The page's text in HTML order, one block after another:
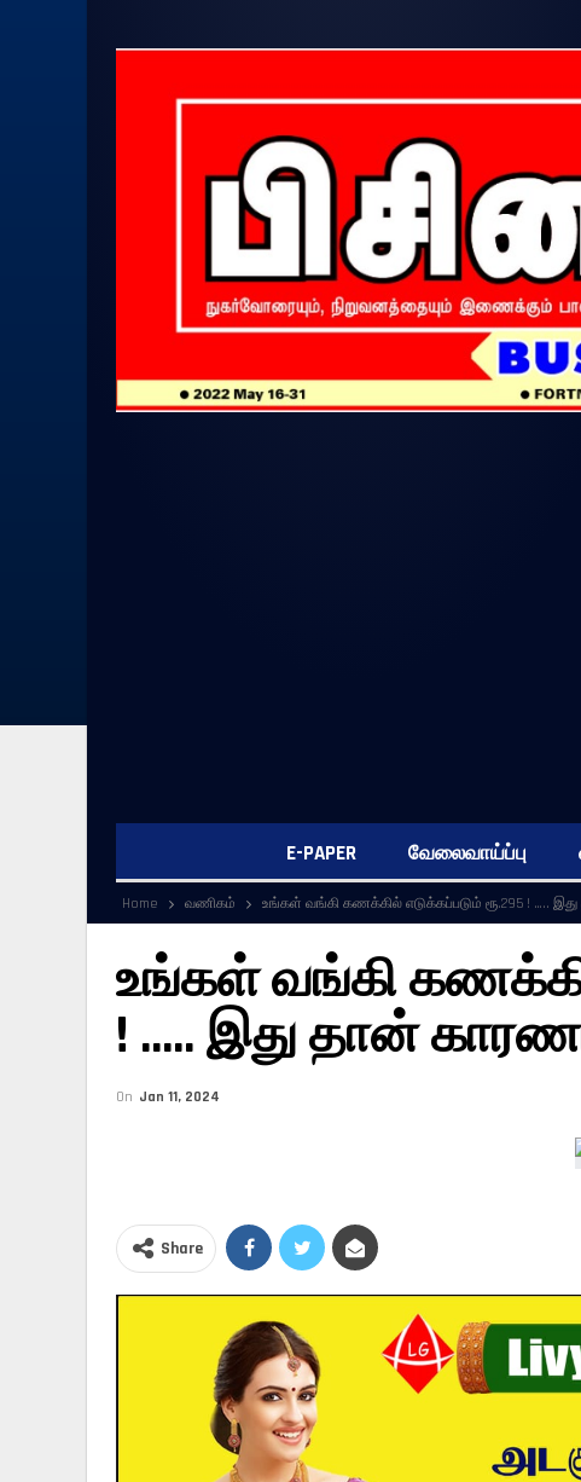
E-PAPER வேலைவாய்ப்பு
Home வணிகம் உங்கள் வங்கி கணக்கில் எடுக்கப்படும் ரூ.295 ! …..
உங்கள் வங்கி
! ….. இது தான்
On Jan 11, 2024
Share